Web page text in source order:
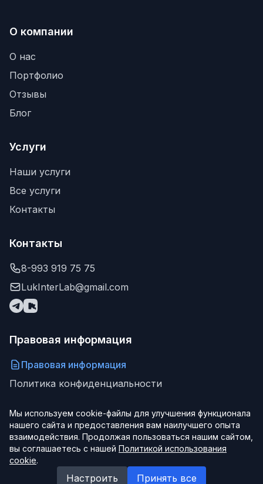
О компании
О нас
Портфолио
Отзывы
Блог
Услуги
Наши услуги
Все услуги
Контакты
Контакты
8-993 919 75 75
LukInterLab@gmail.com
Правовая информация
Правовая информация
Политика конфиденциальности
© 2026 ООО "ЛукИнтерЛаб". Все права защищены.
Создаем сайты, боты, приложения и интернет-магазины под ключ
Мы используем cookie-файлы для улучшения функционала
нашего сайта и предоставления вам наилучшего опыта
взаимодействия. Продолжая пользоваться нашим сайтом,
вы соглашаетесь с нашей Политикой использования
cookie.
Настроить Принять все